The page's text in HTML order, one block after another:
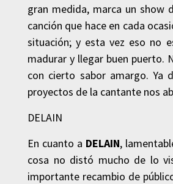
gran medida, marca un show
canción que hace en cada
situación; y esta vez eso no
madurar y llegar buen puerto.
con cierto sabor amargo. Ya
proyectos de la cantante nos
DELAIN
En cuanto a DELAIN,
cosa no distó mucho de lo
importante recambio de